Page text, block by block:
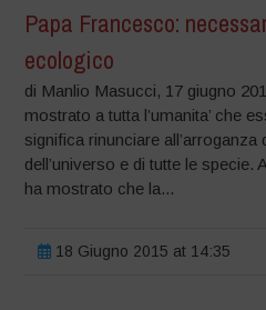
Papa Francesco:
ecologico
di Manlio Masucci, 17 giugno
mostrato a tutta l’umanita’ che
significa rinunciare
dell’universo e di tutte le specie.
ha mostrato che la...
18 Giugno 2015 at 14:35